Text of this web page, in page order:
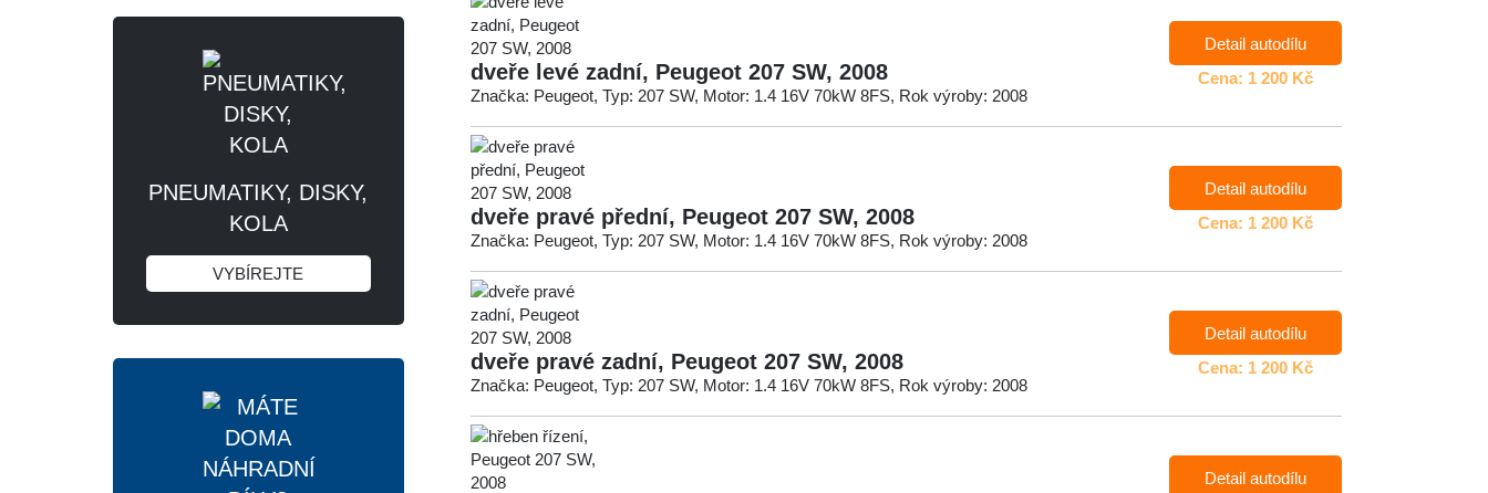
PNEUMATIKY, DISKY,
KOLA
VYBÍREJTE
dveře levé zadní, Peugeot 207 SW, 2008
Značka: Peugeot, Typ: 207 SW, Motor: 1.4 16V 70kW 8FS, Rok výroby: 2008
Detail autodílu
Cena: 1 200 Kč
dveře pravé přední, Peugeot 207 SW, 2008
Značka: Peugeot, Typ: 207 SW, Motor: 1.4 16V 70kW 8FS, Rok výroby: 2008
Detail autodílu
Cena: 1 200 Kč
dveře pravé zadní, Peugeot 207 SW, 2008
Značka: Peugeot, Typ: 207 SW, Motor: 1.4 16V 70kW 8FS, Rok výroby: 2008
Detail autodílu
Cena: 1 200 Kč
Detail autodílu